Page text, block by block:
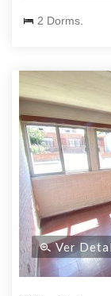
2 Dorms.
Ver